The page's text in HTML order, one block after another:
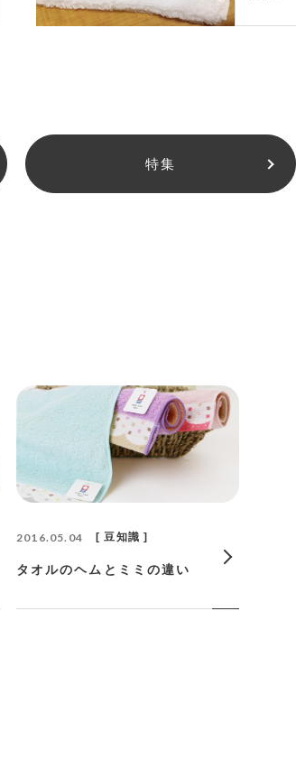
特集
2016.05.04 豆知識
タオルのヘムとミミの違い